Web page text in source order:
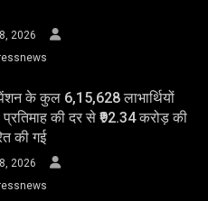
2026
पेंशन के कुल 6,15,628 लाभार्थियों
प्रतिमाह की दर से ₹92.34 करोड़ की
की गई
2026